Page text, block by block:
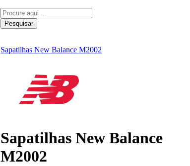
Pesquisar
Sapatilhas New Balance M2002
Sapatilhas New Balance
M2002